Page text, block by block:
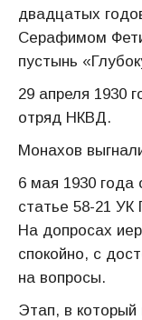
двадцатых
Серафимом
пустынь
29 апреля 1930
отряд НКВД.
Монахов
6 мая 1930
статье 58-21 УК
На допросах
спокойно, с
на вопросы.
Этап, в